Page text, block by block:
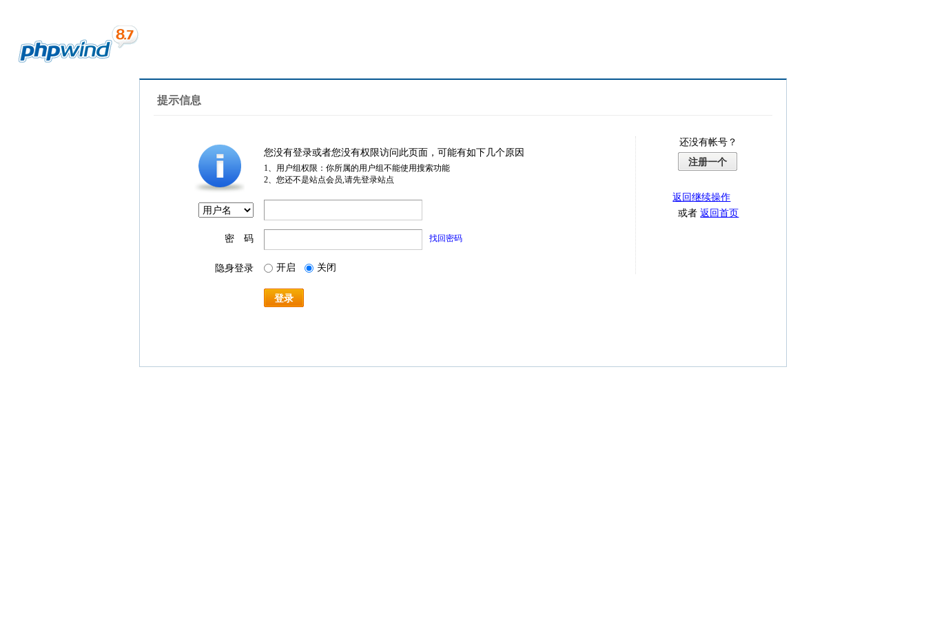
提示信息
您没有登录或者您没有权限访问此页面，可能有如下几个原因
1、用户组权限：你所属的用户组不能使用搜索功能
2、您还不是站点会员,请先登录站点
密 码 找回密码
隐身登录 开启 关闭
登录
还没有帐号？
注册一个
返回继续操作
或者返回首页